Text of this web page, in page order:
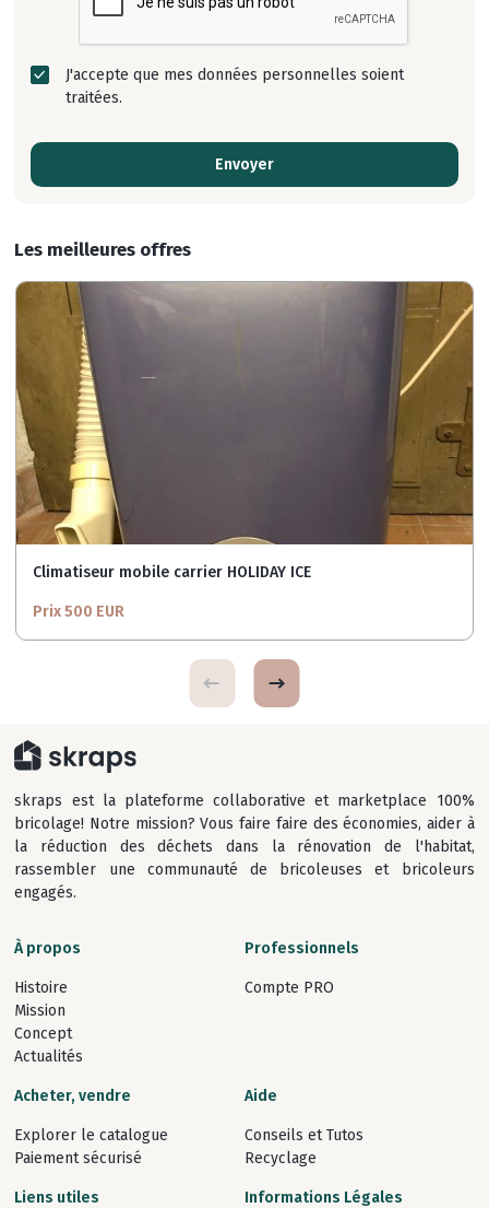
J'accepte que mes données personnelles soient
traitées.
Envoyer
Les meilleures offres
Climatiseur mobile carrier HOLIDAY ICE
Prix 500 EUR
skraps est la plateforme collaborative et marketplace 100%
bricolage! Notre mission? Vous faire faire des économies, aider à
la réduction des déchets dans la rénovation de l'habitat,
rassembler une communauté de bricoleuses et bricoleurs
engagés.
À propos
Histoire
Mission
Concept
Actualités
Professionnels
Compte PRO
Acheter, vendre
Explorer le catalogue
Paiement sécurisé
Aide
Conseils et Tutos
Recyclage
Liens utiles Informations Légales